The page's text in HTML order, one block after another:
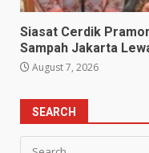
Siasat Cerdik
Sampah Jakarta
August 7, 2026
SEARCH
Search